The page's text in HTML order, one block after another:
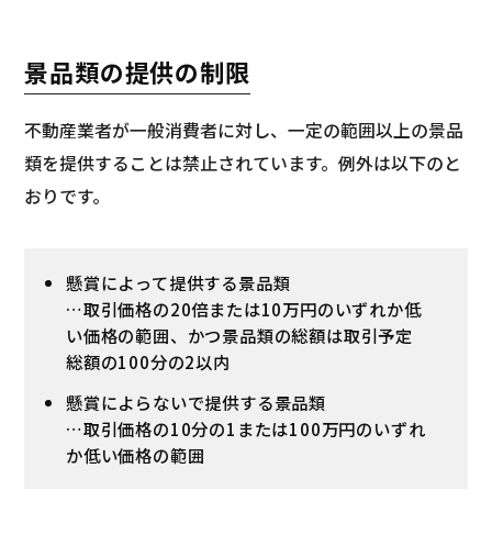
景品類の提供の制限
不動産業者が一般消費者に対し、一定の範囲以上の景品
類を提供することは禁止されています。例外は以下のと
おりです。
懸賞によって提供する景品類
…取引価格の20倍または10万円のいずれか低
い価格の範囲、かつ景品類の総額は取引予定
総額の100分の2以内
懸賞によらないで提供する景品類
…取引価格の10分の1または100万円のいずれ
か低い価格の範囲